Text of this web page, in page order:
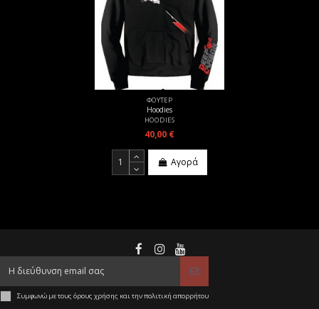
ΦΟΥΤΕΡ
Hoodies
HOODIES
40,00 €
Αγορά
Συμφωνώ με τους όρους χρήσης και την πολιτική απορρήτου